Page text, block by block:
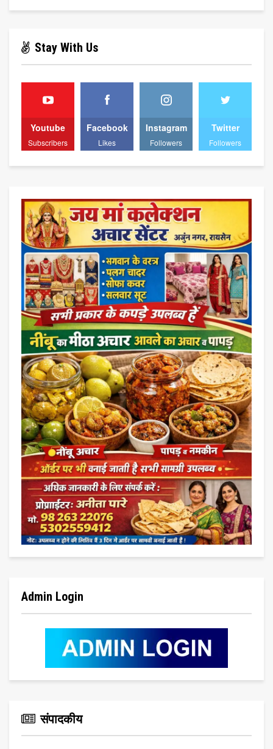
Stay With Us
Youtube
Subscribers
Facebook
Likes
Instagram
Followers
Twitter
Followers
Admin Login
संपादकीय